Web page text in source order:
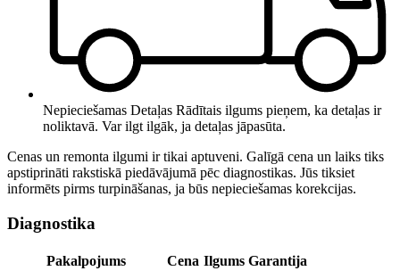
Nepieciešamas Detaļas Rādītais ilgums pieņem, ka detaļas ir
noliktavā. Var ilgt ilgāk, ja detaļas jāpasūta.
Cenas un remonta ilgumi ir tikai aptuveni. Galīgā cena un laiks tiks
apstiprināti rakstiskā piedāvājumā pēc diagnostikas. Jūs tiksiet
informēts pirms turpināšanas, ja būs nepieciešamas korekcijas.
Diagnostika
Pakalpojums Cena Ilgums Garantija